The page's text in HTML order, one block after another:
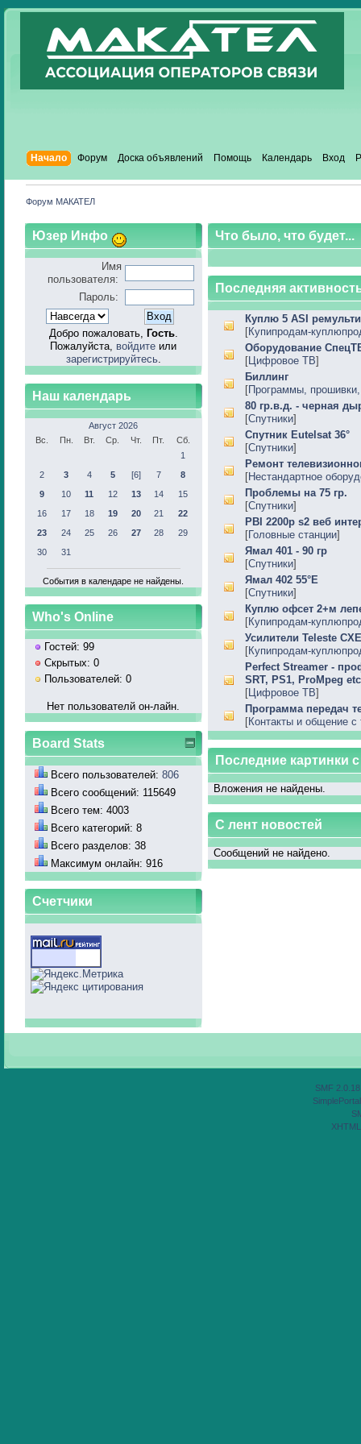
Начало Форум Доска объявлений Помощь Календарь Вход
Форум МАКАТЕЛ
Юзер Инфо
Имя
пользователя:
Пароль:
Добро пожаловать, Гость.
Пожалуйста, войдите или
зарегистрируйтесь.
Наш календарь
Август 2026
Вс.
Пн. Вт. Ср. Чт. Пт.
Сб.
1
2
3 4 5 [6] 7
8
9
10 11 12 13 14
15
16
17 18 19 20 21
22
23
24 25 26 27 28
29
30
31
События в календаре не найдены.
Who's Online
Гостей: 99
Скрытых: 0
Пользователей: 0
Нет пользователй он-лайн.
Board Stats
Всего пользователей: 806
Всего сообщений: 115649
Всего тем: 4003
Всего категорий: 8
Всего разделов: 38
Максимум онлайн: 916
Счетчики
Что было, что будет...
Последняя
Куплю 5 ASI
[Купипродам-
Оборудование
[Цифровое ТВ]
Биллинг
[Программы,
80 гр.в.д. - черная
[Спутники]
Спутник Eutelsat 36°
[Спутники]
Ремонт
[Нестандартное
Проблемы на 75 гр.
[Спутники]
PBI 2200p s2 веб
[Головные станции]
Ямал 401 - 90 гр
[Спутники]
Ямал 402 55°Е
[Спутники]
Куплю офсет 2+м
[Купипродам-
Усилители Teleste
[Купипродам-
Perfect Streamer -
SRT, PS1, ProMpeg etc
[Цифровое ТВ]
Программа передач
[Контакты и общение с
Последние картинки
Вложения не найдены.
С лент новостей
Сообщений не найдено.
SMF 2.0.18
XHTML